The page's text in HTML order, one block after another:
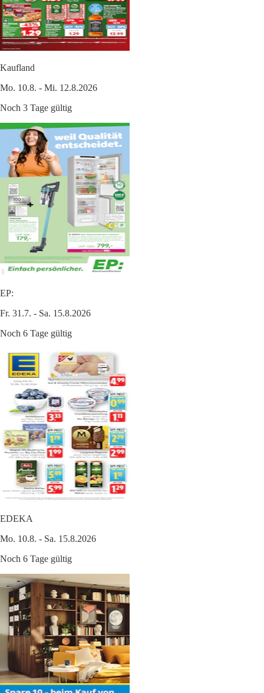
Kaufland
Mo. 10.8. - Mi. 12.8.2026
Noch 3 Tage gültig
EP:
Fr. 31.7. - Sa. 15.8.2026
Noch 6 Tage gültig
EDEKA
Mo. 10.8. - Sa. 15.8.2026
Noch 6 Tage gültig